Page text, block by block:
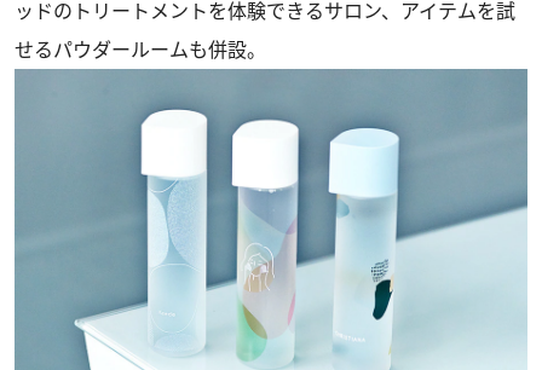
ッドのトリートメントを体験できるサロン、アイテムを試
せるパウダールームも併設。